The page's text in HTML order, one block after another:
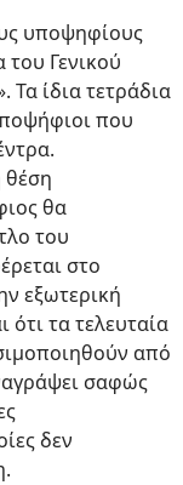
υποψηφίους
του Γενικού
Τα ίδια τετράδια
που
θέση
θα
του
στο
εξωτερική
ότι τα τελευταία
από
σαφώς
δεν